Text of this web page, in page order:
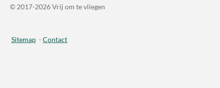
© 2017-2026 Vrij om te vliegen
Sitemap - Contact